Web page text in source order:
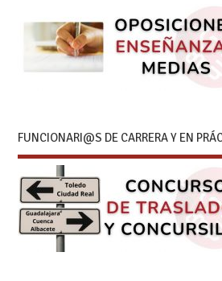
FUNCIONARI@S DE CARRERA Y EN